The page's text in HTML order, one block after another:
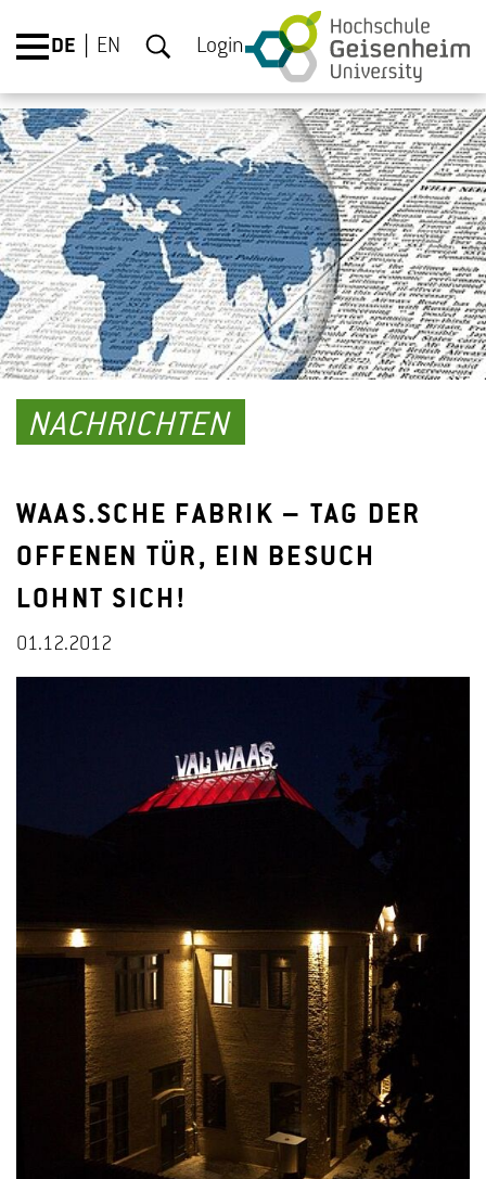
DE EN Login
NACHRICHTEN
WAAS.SCHE FABRIK – TAG DER
OFFENEN TÜR, EIN BESUCH
LOHNT SICH!
01.12.2012